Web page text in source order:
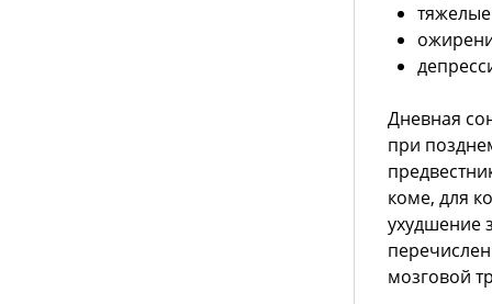
Дневная
при
коме, для
ухудшение
мозговой